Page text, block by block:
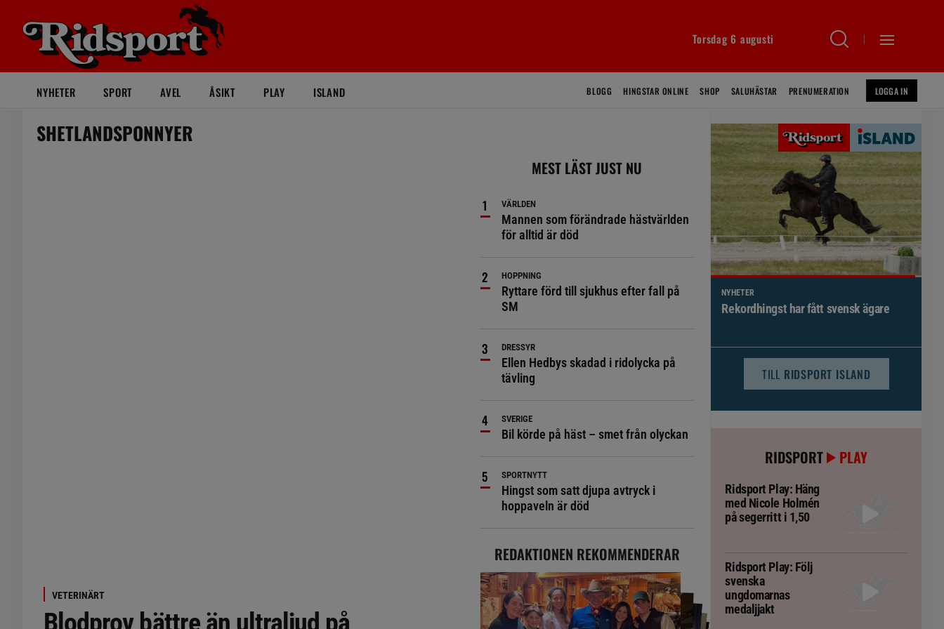
Torsdag 6 augusti
NYHETER SPORT AVEL ÅSIKT PLAY ISLAND BLOGG HINGSTAR ONLINE SHOP SALUHÄSTAR PRENUMERATION LOGGA IN
SHETLANDSPONNYER
VETERINÄRT
Blodprov bättre än ultraljud på
MEST LÄST JUST NU
VÄRLDEN
Mannen som förändrade hästvärlden
för alltid är död
HOPPNING
Ryttare förd till sjukhus efter fall på
SM
DRESSYR
Ellen Hedbys skadad i ridolycka på
tävling
SVERIGE
Bil körde på häst – smet från olyckan
SPORTNYTT
Hingst som satt djupa avtryck i
hoppaveln är död
REDAKTIONEN REKOMMENDERAR
NYHETER
Brett politiskt stöd för förändringar i
TILL RIDSPORT ISLAND
RIDSPORT PLAY
Ridsport Play: Häng
med Nicole Holmén
på segerritt i 1,50
Ridsport Play: Följ
svenska
ungdomarnas
medaljjakt